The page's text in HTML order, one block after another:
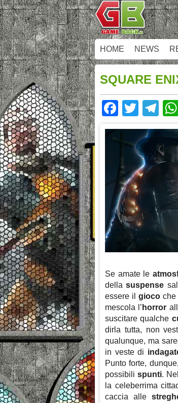
HOME NEWS
SQUARE
Twitter
Se amate le
dellasuspense
essere il giocoche
mescola l’ horror
suscitare qualche
dirla tutta, non
qualunque, ma
in veste di
Punto forte,
possibili spunti.
la celeberrima
caccia alle